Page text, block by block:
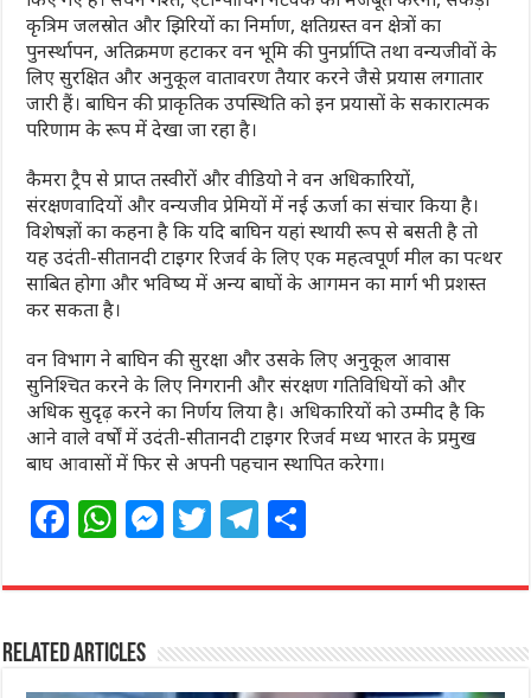
कृत्रिम जलस्रोत और झिरियों का निर्माण, क्षतिग्रस्त वन क्षेत्रों का
पुनर्स्थापन, अतिक्रमण हटाकर वन भूमि की पुनर्प्राप्ति तथा वन्यजीवों के
लिए सुरक्षित और अनुकूल वातावरण तैयार करने जैसे प्रयास लगातार
जारी हैं। बाघिन की प्राकृतिक उपस्थिति को इन प्रयासों के सकारात्मक
परिणाम के रूप में देखा जा रहा है।
कैमरा ट्रैप से प्राप्त तस्वीरों और वीडियो ने वन अधिकारियों,
संरक्षणवादियों और वन्यजीव प्रेमियों में नई ऊर्जा का संचार किया है।
विशेषज्ञों का कहना है कि यदि बाघिन यहां स्थायी रूप से बसती है तो
यह उदंती-सीतानदी टाइगर रिजर्व के लिए एक महत्वपूर्ण मील का पत्थर
साबित होगा और भविष्य में अन्य बाघों के आगमन का मार्ग भी प्रशस्त
कर सकता है।
वन विभाग ने बाघिन की सुरक्षा और उसके लिए अनुकूल आवास
सुनिश्चित करने के लिए निगरानी और संरक्षण गतिविधियों को और
अधिक सुदृढ़ करने का निर्णय लिया है। अधिकारियों को उम्मीद है कि
आने वाले वर्षों में उदंती-सीतानदी टाइगर रिजर्व मध्य भारत के प्रमुख
बाघ आवासों में फिर से अपनी पहचान स्थापित करेगा।
F
c
e
b
W
at
s
A
M
ss
n
T
itt
r
T
e
ra
ar
Related Articles